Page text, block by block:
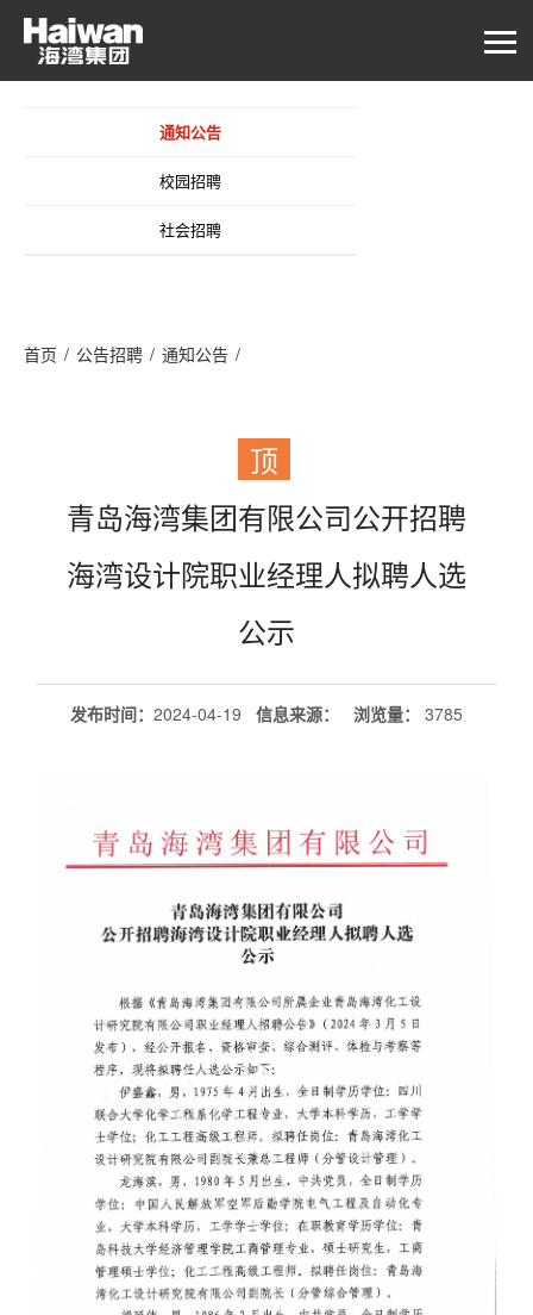
通知公告
校园招聘
社会招聘
首页 / 公告招聘 / 通知公告 /
顶
青岛海湾集团有限公司公开招聘
海湾设计院职业经理人拟聘人选
公示
发布时间： 2024-04-19 信息来源： 浏览量： 3785